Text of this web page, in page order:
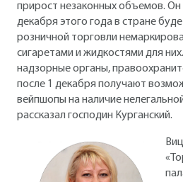
прирост незаконных объемов. Он
декабря этого года в стране
розничной торговли
сигаретами и жидкостями для
надзорные органы,
после 1 декабря получают
вейпшопы на наличие
рассказал господин Курганский.